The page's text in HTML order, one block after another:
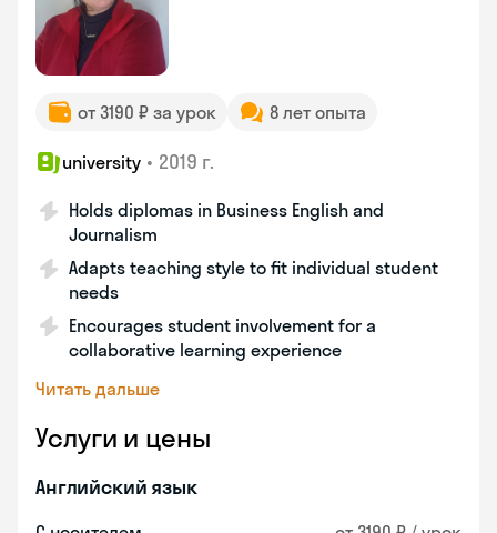
от 3190 ₽ за урок 8 лет опыта
university • 2019 г.
Holds diplomas in Business English and
Journalism
Adapts teaching style to fit individual student
needs
Encourages student involvement for a
collaborative learning experience
Читать дальше
Услуги и цены
Английский язык